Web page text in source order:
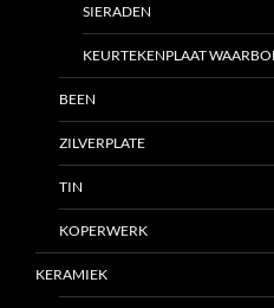
SIERADEN
KEURTEKENPLAAT
BEEN
ZILVERPLATE
TIN
KOPERWERK
KERAMIEK